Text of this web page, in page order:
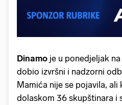
Dinamo je u ponedjeljak
dobio izvršni i nadzorni
Mamića nije se pojavila,
dolaskom 36 skupštinara i